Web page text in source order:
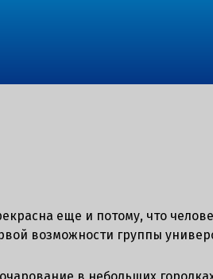
еще и потому, что
возможности группы
в небольших